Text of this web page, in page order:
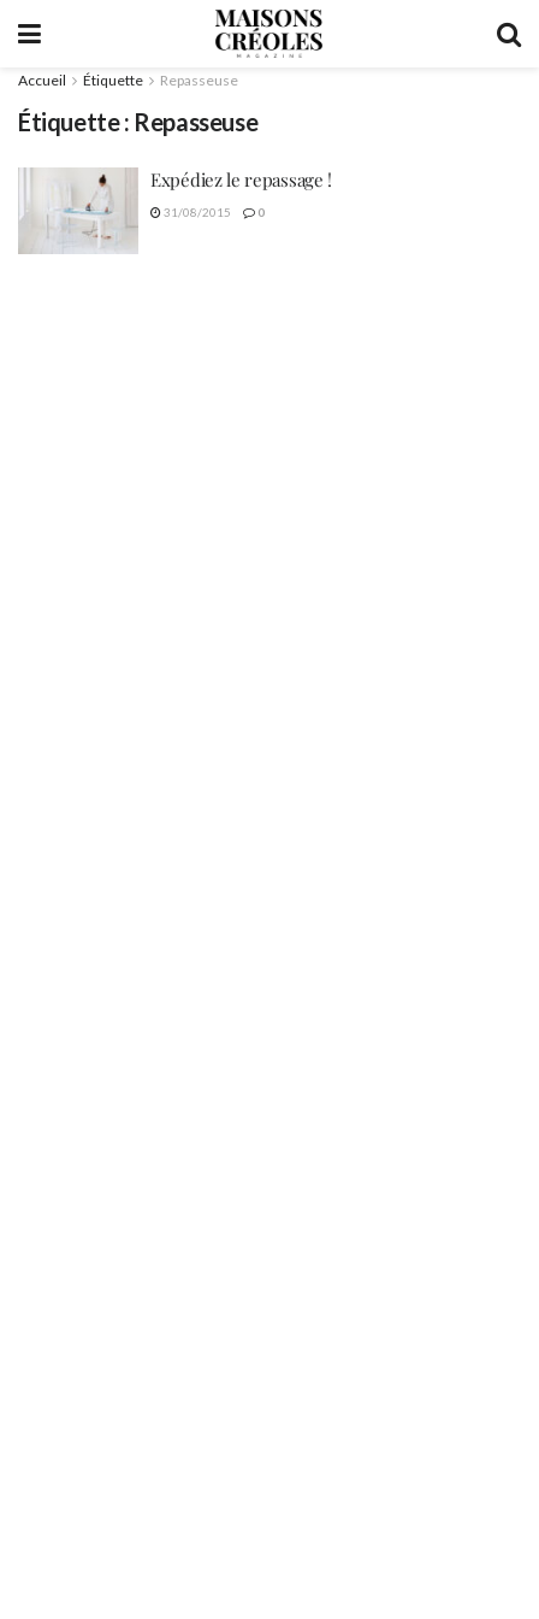
Accueil Étiquette Repasseuse
Étiquette : Repasseuse
Expédiez le repassage !
31/08/2015 0